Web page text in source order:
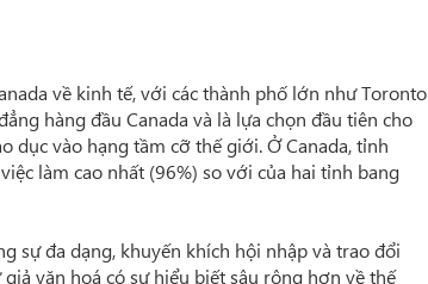
về kinh tế, với các thành phố lớn như Toronto
hàng đầu Canada và là lựa chọn đầu tiên cho
dục vào hạng tầm cỡ thế giới. Ở Canada, tỉnh
làm cao nhất (96%) so với của hai tỉnh bang
sự đa dạng, khuyến khích hội nhập và trao đổi
văn hoá có sự hiểu biết sâu rộng hơn về thế